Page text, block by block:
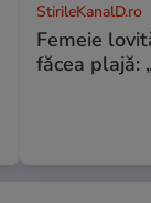
StirileKanalD.ro
Femeie
făcea plajă: